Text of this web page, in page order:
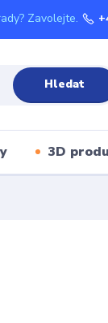
Hledat
Zavolejte.
3D